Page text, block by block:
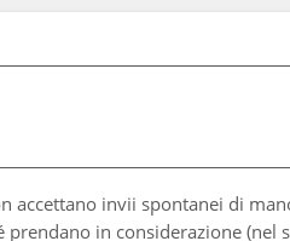
accettano invii spontanei di
in considerazione